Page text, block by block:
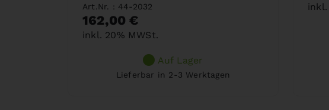
Art.Nr. : 44-2032
162,00 €
inkl. 20% MWSt.
Auf Lager
Lieferbar in 2-3 Werktagen
inkl.